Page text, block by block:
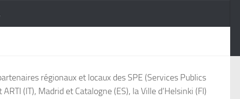
régionaux et locaux des SPE (Services Publics
(IT), Madrid et Catalogne (ES), la Ville d’Helsinki (FI)